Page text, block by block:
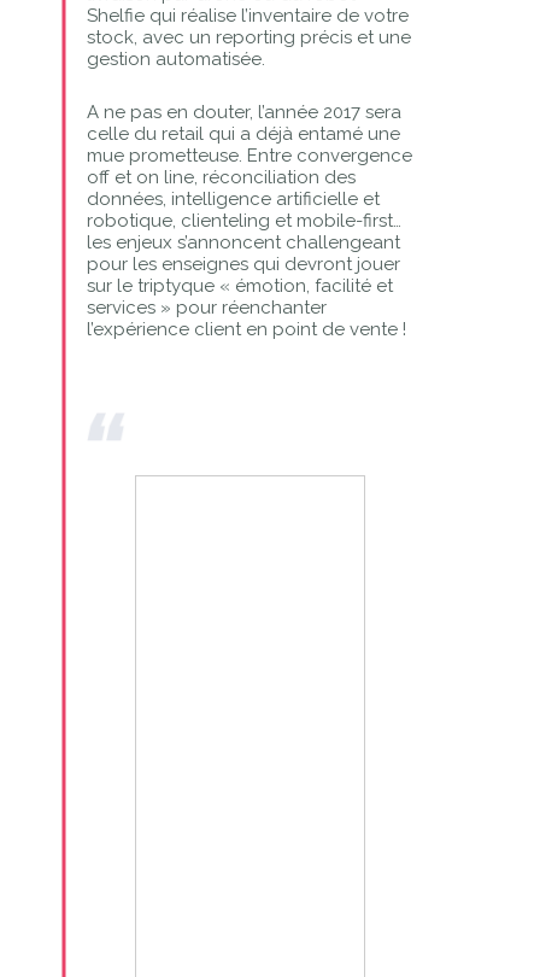
Shelfie qui réalise l’inventaire de votre
stock, avec un reporting précis et une
gestion automatisée.
A ne pas en douter, l’année 2017 sera
celle du retail qui a déjà entamé une
mue prometteuse. Entre convergence
off et on line, réconciliation des
données, intelligence artificielle et
robotique, clienteling et mobile-first…
les enjeux s’annoncent challengeant
pour les enseignes qui devront jouer
sur le triptyque « émotion, facilité et
services » pour réenchanter
l’expérience client en point de vente !